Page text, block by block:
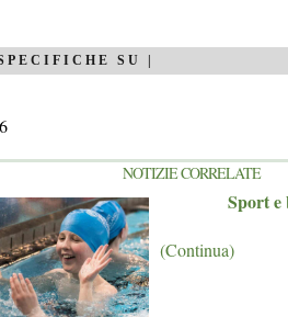
SU |
NOTIZIE CORRELATE
Sport e
(Continua)